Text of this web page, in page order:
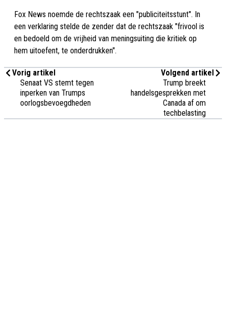
Fox News noemde de rechtszaak een "publiciteitsstunt". In
een verklaring stelde de zender dat de rechtszaak "frivool is
en bedoeld om de vrijheid van meningsuiting die kritiek op
hem uitoefent, te onderdrukken".
Vorig artikel
Senaat VS stemt tegen
inperken van Trumps
oorlogsbevoegdheden
Volgend artikel
Trump breekt
handelsgesprekken met
Canada af om
techbelasting